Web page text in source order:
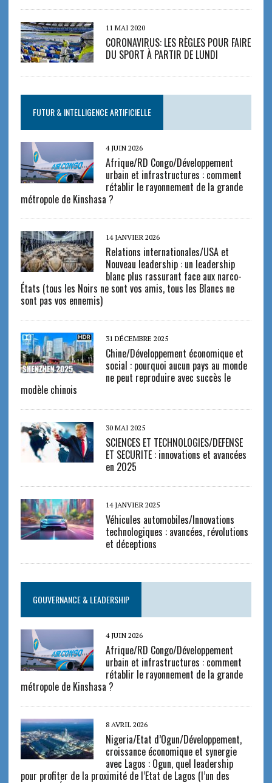
11 MAI 2020
CORONAVIRUS: LES RÈGLES POUR FAIRE
DU SPORT À PARTIR DE LUNDI
FUTUR & INTELLIGENCE ARTIFICIELLE
4 JUIN 2026
Afrique/RD Congo/Développement
urbain et infrastructures : comment
rétablir le rayonnement de la grande
métropole de Kinshasa ?
14 JANVIER 2026
Relations internationales/USA et
Nouveau leadership : un leadership
blanc plus rassurant face aux narco-
États (tous les Noirs ne sont vos amis, tous les Blancs ne
sont pas vos ennemis)
31 DÉCEMBRE 2025
Chine/Développement économique et
social : pourquoi aucun pays au monde
ne peut reproduire avec succès le
modèle chinois
30 MAI 2025
SCIENCES ET TECHNOLOGIES/DEFENSE
ET SECURITE : innovations et avancées
en 2025
14 JANVIER 2025
Véhicules automobiles/Innovations
technologiques : avancées, révolutions
et déceptions
GOUVERNANCE & LEADERSHIP
4 JUIN 2026
Afrique/RD Congo/Développement
urbain et infrastructures : comment
rétablir le rayonnement de la grande
métropole de Kinshasa ?
8 AVRIL 2026
Nigeria/Etat d’Ogun/Développement,
croissance économique et synergie
avec Lagos : Ogun, quel leadership
pour profiter de la proximité de l’Etat de Lagos (l’un des